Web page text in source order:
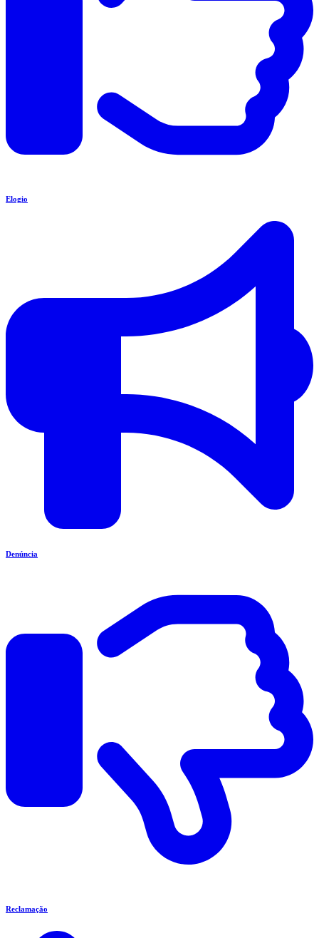
Elogio
Denúncia
Reclamação